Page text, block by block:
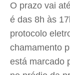
O prazo vai
é das 8h às
protocolo
chamamento
está marcado